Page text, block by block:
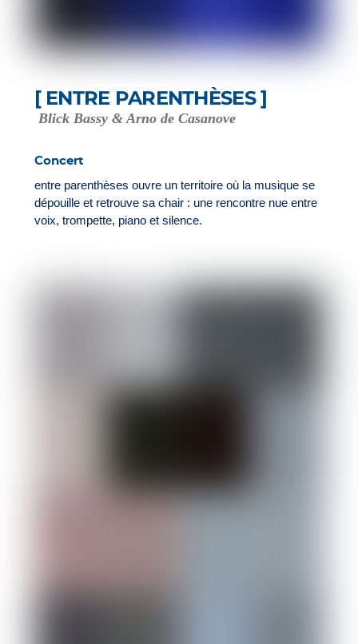
[ ENTRE PARENTHÈSES ]
Blick Bassy & Arno de Casanove
Concert
entre parenthèses ouvre un territoire où la musique se
dépouille et retrouve sa chair : une rencontre nue entre
voix, trompette, piano et silence.